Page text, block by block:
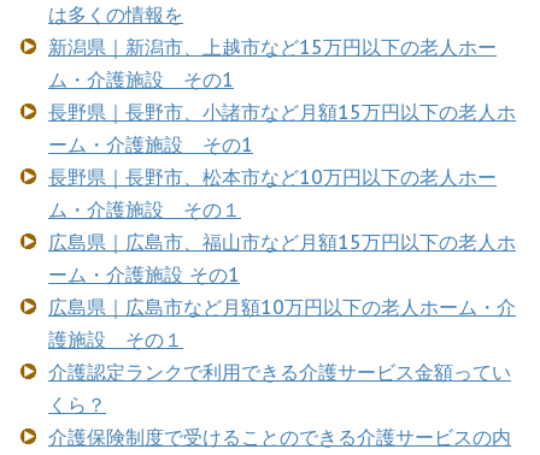
は多くの情報を
新潟県｜新潟市、上越市など15万円以下の老人ホー
ム・介護施設 その1
長野県｜長野市、小諸市など月額15万円以下の老人ホ
ーム・介護施設 その1
長野県｜長野市、松本市など10万円以下の老人ホー
ム・介護施設 その１
広島県｜広島市、福山市など月額15万円以下の老人ホ
ーム・介護施設 その1
広島県｜広島市など月額10万円以下の老人ホーム・介
護施設 その１
介護認定ランクで利用できる介護サービス金額ってい
くら？
介護保険制度で受けることのできる介護サービスの内